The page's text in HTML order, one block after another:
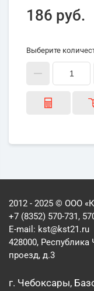
186 руб.
Выберите
2012 - 2025 © ООО
+7 (8352) 570-731,
E-mail: kst@kst21.ru
428000,
проезд, д.3
г. Чебоксары,